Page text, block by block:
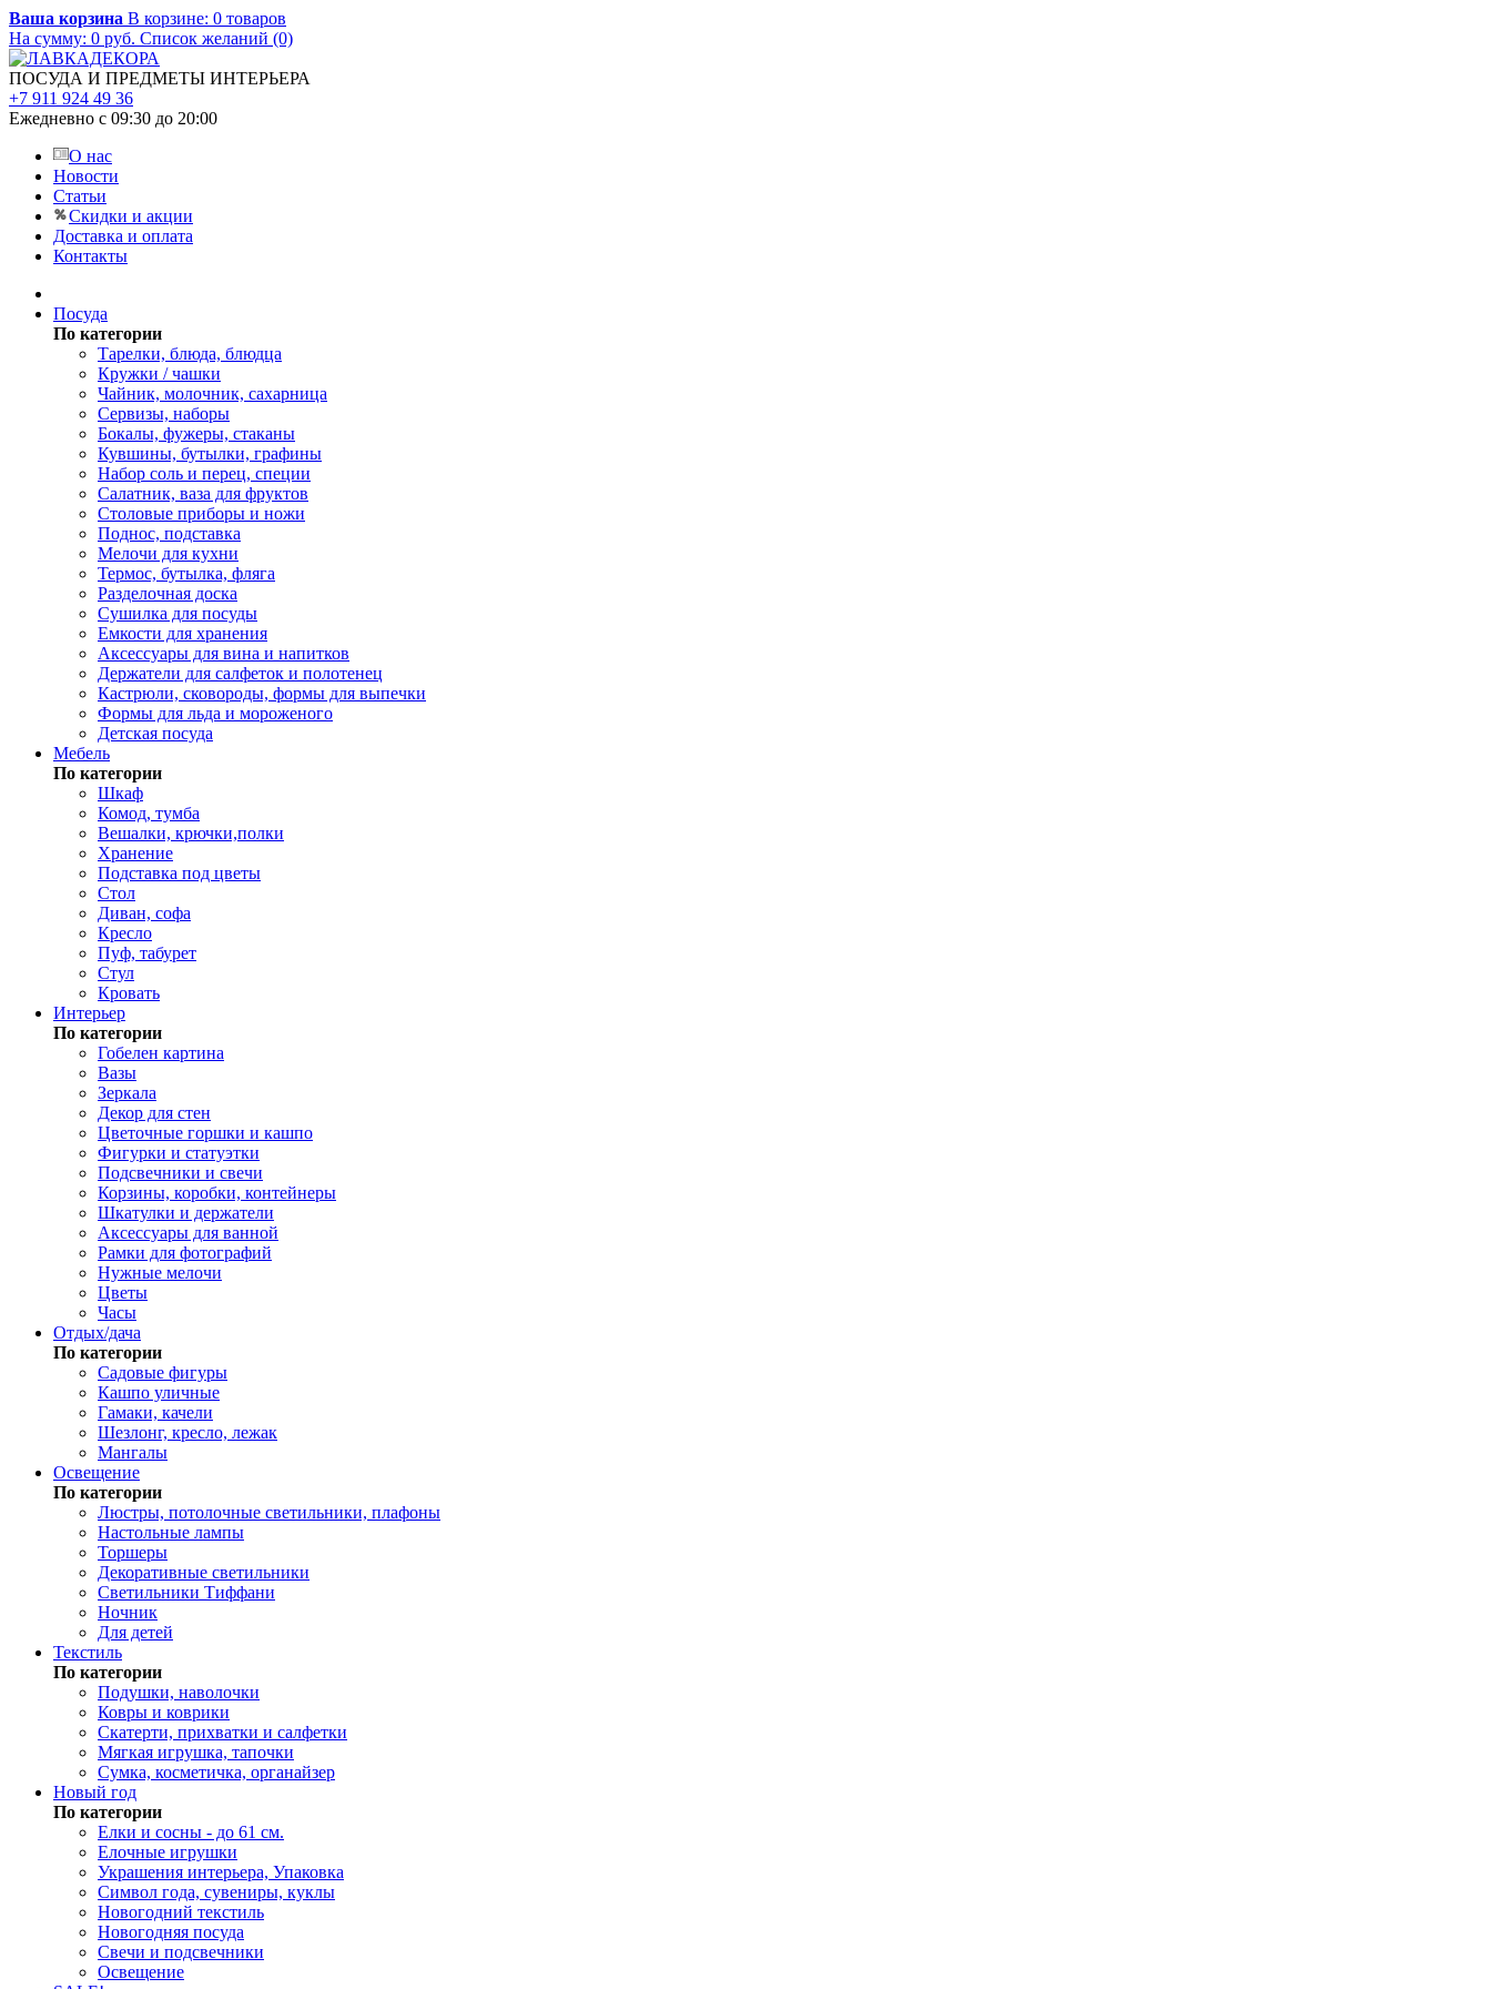
Ваша корзина В корзине: 0 товаров
На сумму: 0 руб. Список желаний (0)
ПОСУДА И ПРЕДМЕТЫ ИНТЕРЬЕРА
+7 911 924 49 36
Ежедневно с 09:30 до 20:00
О нас
Новости
Статьи
Скидки и акции
Доставка и оплата
Контакты
Посуда
По категории
Тарелки, блюда, блюдца
Кружки / чашки
Чайник, молочник, сахарница
Сервизы, наборы
Бокалы, фужеры, стаканы
Кувшины, бутылки, графины
Набор соль и перец, специи
Салатник, ваза для фруктов
Столовые приборы и ножи
Поднос, подставка
Мелочи для кухни
Термос, бутылка, фляга
Разделочная доска
Сушилка для посуды
Емкости для хранения
Аксессуары для вина и напитков
Держатели для салфеток и полотенец
Кастрюли, сковороды, формы для выпечки
Формы для льда и мороженого
Детская посуда
Мебель
По категории
Шкаф
Комод, тумба
Вешалки, крючки,полки
Хранение
Подставка под цветы
Стол
Диван, софа
Кресло
Пуф, табурет
Стул
Кровать
Интерьер
По категории
Гобелен картина
Вазы
Зеркала
Декор для стен
Цветочные горшки и кашпо
Фигурки и статуэтки
Подсвечники и свечи
Корзины, коробки, контейнеры
Шкатулки и держатели
Аксессуары для ванной
Рамки для фотографий
Нужные мелочи
Цветы
Часы
Отдых/дача
По категории
Садовые фигуры
Кашпо уличные
Гамаки, качели
Шезлонг, кресло, лежак
Мангалы
Освещение
По категории
Люстры, потолочные светильники, плафоны
Настольные лампы
Торшеры
Декоративные светильники
Светильники Тиффани
Ночник
Для детей
Текстиль
По категории
Подушки, наволочки
Ковры и коврики
Скатерти, прихватки и салфетки
Мягкая игрушка, тапочки
Сумка, косметичка, органайзер
Новый год
По категории
Елки и сосны - до 61 см.
Елочные игрушки
Украшения интерьера, Упаковка
Символ года, сувениры, куклы
Новогодний текстиль
Новогодняя посуда
Свечи и подсвечники
Освещение